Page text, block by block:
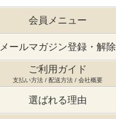
会員メニュー
メールマガジン登録・解除
ご利用ガイド
支払い方法 / 配送方法 / 会社概要
選ばれる理由